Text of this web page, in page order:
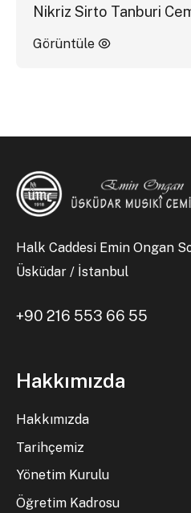
Nikriz Sirto Tanburi
Görüntüle
Halk Caddesi Emin Ongan
Üsküdar / İstanbul
+90 216 553 66 55
Hakkımızda
Hakkımızda
Tarihçemiz
Yönetim Kurulu
Öğretim Kadrosu